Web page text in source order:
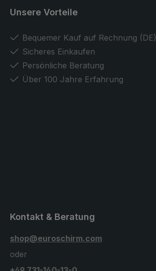
Unsere Vorteile
Bequemer Kauf auf Rechnung (DE)
Sicheres Einkaufen
Persönliche Beratung
Über 100 Jahre Erfahrung
Kontakt & Beratung
shop@euroschirm.com
oder